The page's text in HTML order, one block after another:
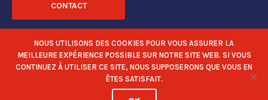
CONTACT
RÉSEAUX SOCIAUX
NOUS UTILISONS DES COOKIES POUR VOUS ASSURER LA
MEILLEURE EXPÉRIENCE POSSIBLE SUR NOTRE SITE WEB. SI VOUS
CONTINUEZ À UTILISER CE SITE, NOUS SUPPOSERONS QUE VOUS EN
ÊTES SATISFAIT.